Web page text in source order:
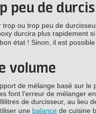
peu de
trop ou trop peu de
durcira plus rapidement
état ! Sinon, il est
volume
de mélange basé sur
font l'erreur de mélanger
de durcisseur, au lieu
une balance de cuisine